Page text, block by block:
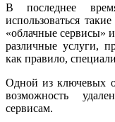
В последнее
использоваться
«облачные сервисы»
различные услуги,
как правило,
Одной из ключевых
возможность
сервисам.